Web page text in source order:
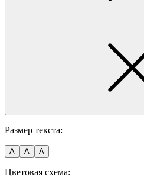
Размер текста:
A A A
Цветовая схема: